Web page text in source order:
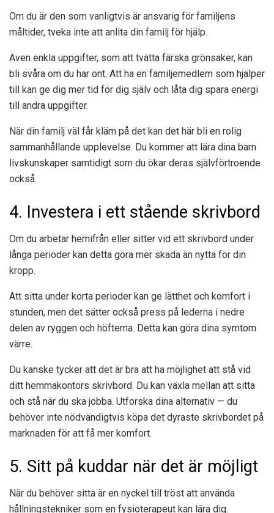
Om du är den som vanligtvis är ansvarig för familjens
måltider, tveka inte att anlita din familj för hjälp.
Även enkla uppgifter, som att tvätta färska grönsaker, kan
bli svåra om du har ont. Att ha en familjemedlem som hjälper
till kan ge dig mer tid för dig själv och låta dig spara energi
till andra uppgifter.
När din familj väl får kläm på det kan det här bli en rolig
sammanhållande upplevelse. Du kommer att lära dina barn
livskunskaper samtidigt som du ökar deras självförtroende
också.
4. Investera i ett stående skrivbord
Om du arbetar hemifrån eller sitter vid ett skrivbord under
långa perioder kan detta göra mer skada än nytta för din
kropp.
Att sitta under korta perioder kan ge lätthet och komfort i
stunden, men det sätter också press på lederna i nedre
delen av ryggen och höfterna. Detta kan göra dina symtom
värre.
Du kanske tycker att det är bra att ha möjlighet att stå vid
ditt hemmakontors skrivbord. Du kan växla mellan att sitta
och stå när du ska jobba. Utforska dina alternativ — du
behöver inte nödvändigtvis köpa det dyraste skrivbordet på
marknaden för att få mer komfort.
5. Sitt på kuddar när det är möjligt
När du behöver sitta är en nyckel till tröst att använda
hållningstekniker som en fysioterapeut kan lära dig.